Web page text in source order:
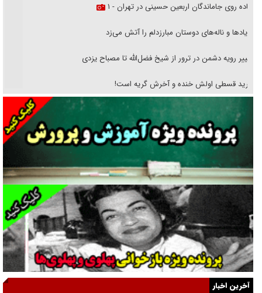
پیاده روی جاماندگان اربعین حسینی در تهران - ۱
فریاد‌ها و ناله‌های دوستان مبارزدلم را آتش می‌زد
تغییر رویه دشمن در ترور از شیخ فضل‌الله تا مصباح یزدی
خرید قسطی اولش خنده و آخرش گریه است!
فوتبال و آن «بالا»!
راهبرد غافلگیری با نسل جدید پهپاد‌ها
جنجال پزشکان تقلبی در صنعت زیبایی
یهودی‌ها در ادبیات داستانی اروپا؛ از شکسپیر تا دیکنز
گفت‌وگو با خواهر یکی از شهدای جنگ رمضان/ خواهرم فرمانده جهادی و
اهل خدمت بی‌منت بود
جزئیات شکنجه‌هایم فراتر از آن است که در بیان بگنجد!
آخرین اخبار